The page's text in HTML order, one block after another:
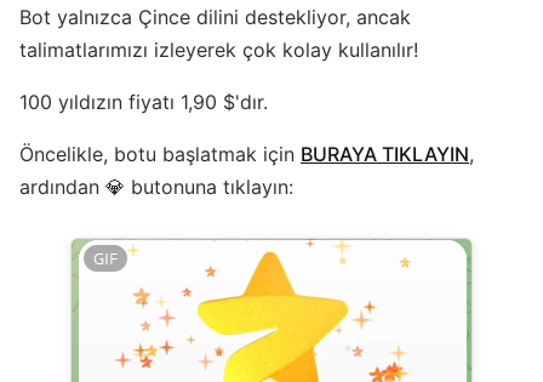
Bot yalnızca Çince dilini destekliyor, ancak
talimatlarımızı izleyerek çok kolay kullanılır!
100 yıldızın fiyatı 1,90 $'dır.
Öncelikle, botu başlatmak için BURAYA TIKLAYIN,
ardından 💎 butonuna tıklayın: